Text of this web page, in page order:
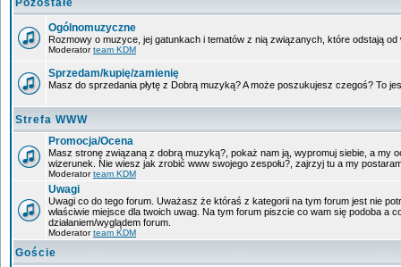
Pozostałe
Ogólnomuzyczne
Rozmowy o muzyce, jej gatunkach i tematów z nią związanych, które odstają od
Moderatorteam KDM
Sprzedam/kupię/zamienię
Masz do sprzedania płytę z Dobrą muzyką? A może poszukujesz czegoś? To
Strefa WWW
Promocja/Ocena
Masz stronę związaną z dobrą muzyką?, pokaż nam ją, wypromuj siebie, a my
wizerunek. Nie wiesz jak zrobić www swojego zespołu?, zajrzyj tu a my
Moderatorteam KDM
Uwagi
Uwagi co do tego forum. Uważasz że któraś z kategorii na tym forum jest nie
właściwie miejsce dla twoich uwag. Na tym forum piszcie co wam się podoba a
działaniem/wyglądem forum.
Moderatorteam KDM
Goście